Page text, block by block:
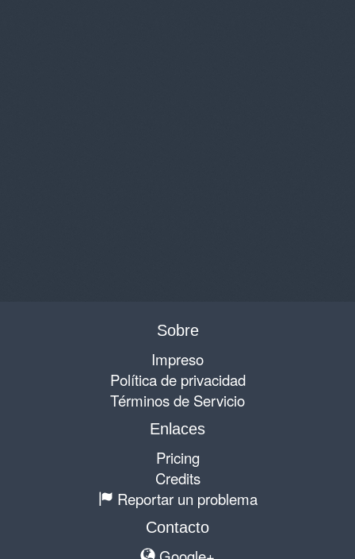
Sobre
Impreso
Política de privacidad
Términos de Servicio
Enlaces
Pricing
Credits
Reportar un problema
Contacto